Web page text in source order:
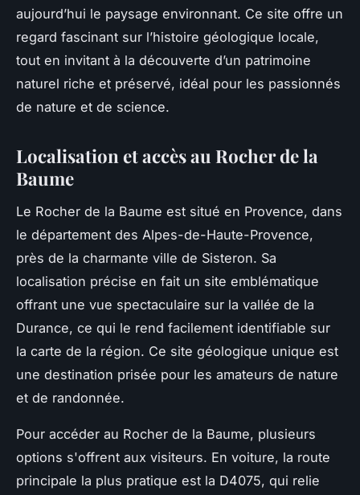
aujourd’hui le paysage environnant. Ce site offre un
regard fascinant sur l’histoire géologique locale,
tout en invitant à la découverte d’un patrimoine
naturel riche et préservé, idéal pour les passionnés
de nature et de science.
Localisation et accès au Rocher de la
Baume
Le Rocher de la Baume est situé en Provence, dans
le département des Alpes-de-Haute-Provence,
près de la charmante ville de Sisteron. Sa
localisation précise en fait un site emblématique
offrant une vue spectaculaire sur la vallée de la
Durance, ce qui le rend facilement identifiable sur
la carte de la région. Ce site géologique unique est
une destination prisée pour les amateurs de nature
et de randonnée.
Pour accéder au Rocher de la Baume, plusieurs
options s'offrent aux visiteurs. En voiture, la route
principale la plus pratique est la D4075, qui relie